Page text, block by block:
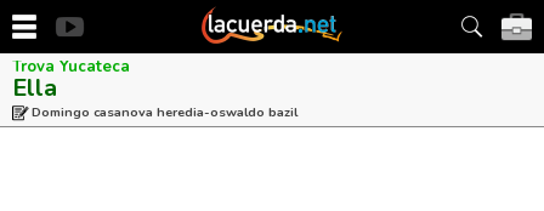
Trova Yucateca
Ella
Domingo casanova heredia-oswaldo bazil